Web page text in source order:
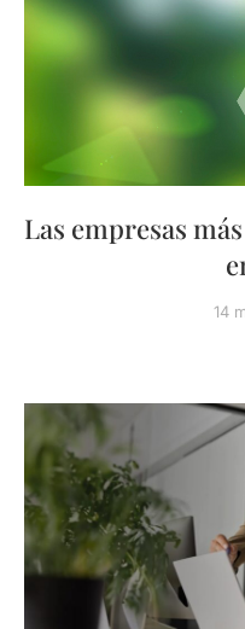
Las empresas
14